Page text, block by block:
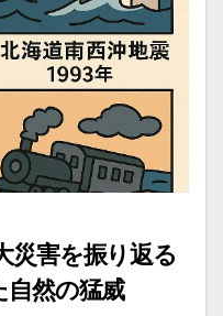
災害を振り返る
然の猛威